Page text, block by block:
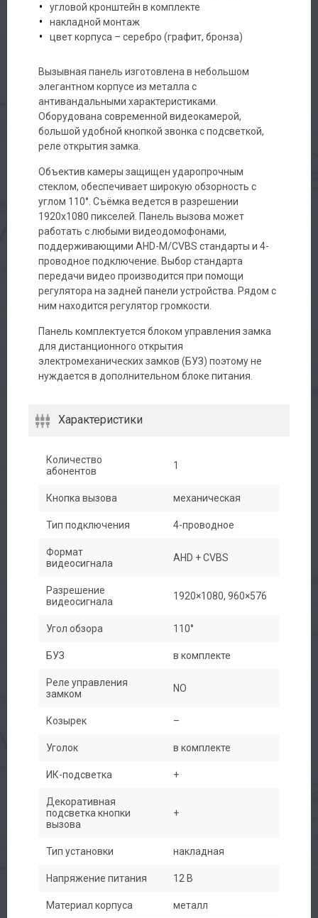
Авторизация
Каталог
Доставка
Контакты
угловой кронштейн в комплекте
накладной монтаж
цвет корпуса – серебро (графит, бронза)
Вызывная панель изготовлена в небольшом
элегантном корпусе из металла с
антивандальными характеристиками.
Оборудована современной видеокамерой,
большой удобной кнопкой звонка с подсветкой,
реле открытия замка.
Объектив камеры защищен ударопрочным
стеклом, обеспечивает широкую обзорность с
углом 110°. Съёмка ведется в разрешении
1920х1080 пикселей. Панель вызова может
работать с любыми видеодомофонами,
поддерживающими AHD-M/CVBS стандарты и 4-
проводное подключение. Выбор стандарта
передачи видео производится при помощи
регулятора на задней панели устройства. Рядом с
ним находится регулятор громкости.
Панель комплектуется блоком управления замка
для дистанционного открытия
электромеханических замков (БУЗ) поэтому не
нуждается в дополнительном блоке питания.
Характеристики
Количество
абонентов
1
Кнопка вызова механическая
Тип подключения 4-проводное
Формат
видеосигнала
AHD + CVBS
Разрешение
видеосигнала
1920×1080, 960×576
Угол обзора 110°
БУЗ в комплекте
Реле управления
замком
NO
Козырек –
Уголок в комплекте
ИК-подсветка +
Декоративная
подсветка кнопки
вызова
+
Тип установки накладная
Напряжение питания 12 В
Материал корпуса металл